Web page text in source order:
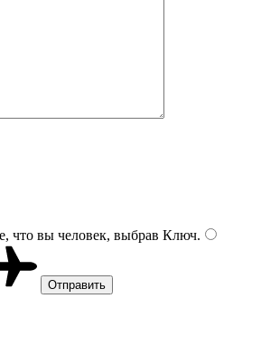
что вы человек, выбрав Ключ.